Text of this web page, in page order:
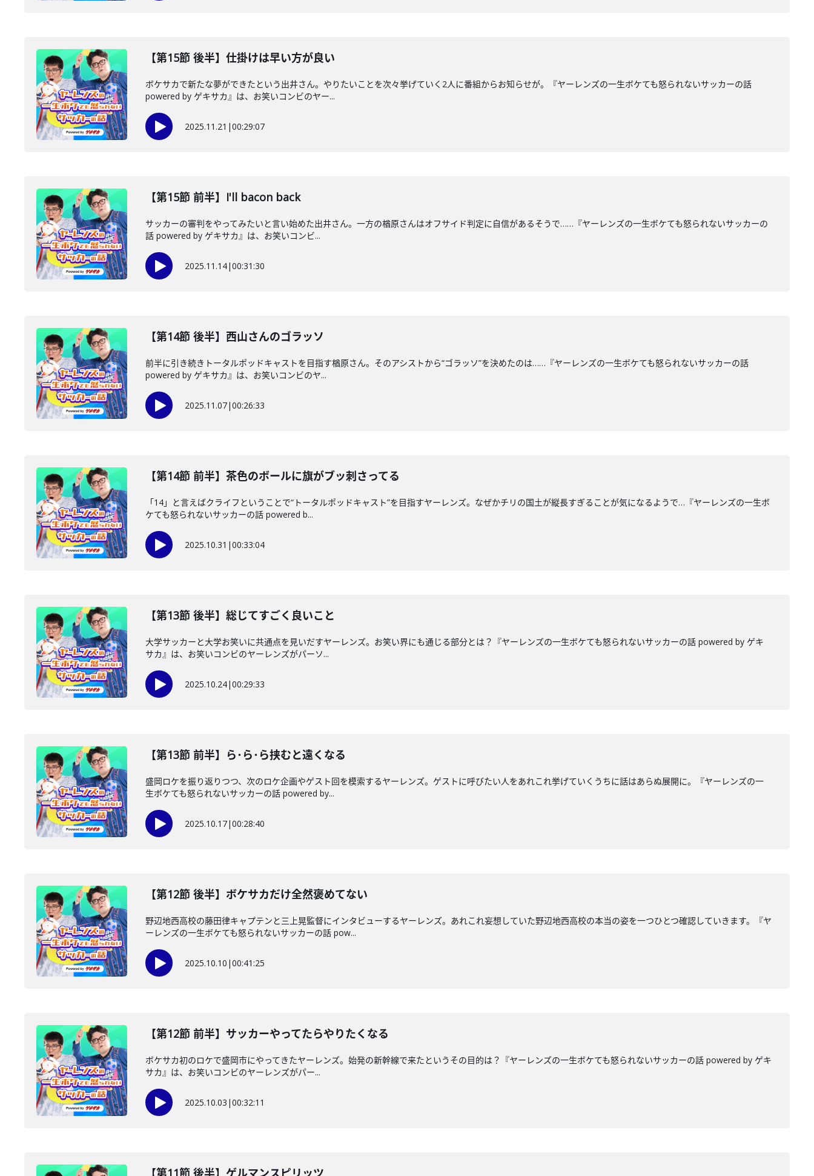
【第15節 後半】仕掛けは早い方が良い
ボケサカで新たな夢ができたという出井さん。やりたいことを次々挙げていく2人に番組からお知らせが。『ヤーレンズの一生ボケても怒られないサッカーの話
powered by ゲキサカ』は、お笑いコンビのヤー...
2025.11.21 |00:29:07
【第15節 前半】I'll bacon back
サッカーの審判をやってみたいと言い始めた出井さん。一方の楢原さんはオフサイド判定に自信があるそうで……『ヤーレンズの一生ボケても怒られないサッカーの
話 powered by ゲキサカ』は、お笑いコンビ...
2025.11.14|00:31:30
【第14節 後半】西山さんのゴラッソ
前半に引き続きトータルポッドキャストを目指す楢原さん。そのアシストから“ゴラッソ”を決めたのは……『ヤーレンズの一生ボケても怒られないサッカーの話
powered by ゲキサカ』は、お笑いコンビのヤ...
2025.11.07|00:26:33
【第14節 前半】茶色のボールに旗がブッ刺さってる
「14」と言えばクライフということで“トータルポッドキャスト”を目指すヤーレンズ。なぜかチリの国土が縦長すぎることが気になるようで…『ヤーレンズの一生ボ
ケても怒られないサッカーの話 powered b...
2025.10.31 |00:33:04
【第13節 後半】総じてすごく良いこと
大学サッカーと大学お笑いに共通点を見いだすヤーレンズ。お笑い界にも通じる部分とは？『ヤーレンズの一生ボケても怒られないサッカーの話 powered by ゲキ
サカ』は、お笑いコンビのヤーレンズがパーソ...
2025.10.24|00:29:33
【第13節 前半】ら･ら･ら挟むと遠くなる
盛岡ロケを振り返りつつ、次のロケ企画やゲスト回を模索するヤーレンズ。ゲストに呼びたい人をあれこれ挙げていくうちに話はあらぬ展開に。『ヤーレンズの一
生ボケても怒られないサッカーの話 powered by...
2025.10.17|00:28:40
【第12節 後半】ボケサカだけ全然褒めてない
野辺地西高校の藤田律キャプテンと三上晃監督にインタビューするヤーレンズ。あれこれ妄想していた野辺地西高校の本当の姿を一つひとつ確認していきます。『ヤ
ーレンズの一生ボケても怒られないサッカーの話 pow...
2025.10.10 |00:41:25
【第12節 前半】サッカーやってたらやりたくなる
ボケサカ初のロケで盛岡市にやってきたヤーレンズ。始発の新幹線で来たというその目的は？『ヤーレンズの一生ボケても怒られないサッカーの話 powered by ゲキ
サカ』は、お笑いコンビのヤーレンズがパー...
2025.10.03 |00:32:11
【第11節 後半】ゲルマンスピリッツ